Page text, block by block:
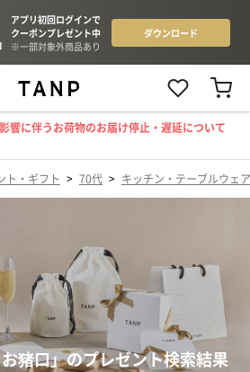
響に伴うお荷物のお届け停止・遅延について
ト・ギフト > 70代 > キッチン・テーブルウェア
猪口」のプレゼント検索結果